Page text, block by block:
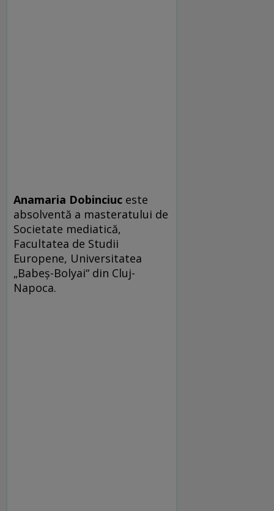
Anamaria Dobinciuc este
absolventă a masteratului de
Societate mediatică,
Facultatea de Studii
Europene, Universitatea
„Babeş-Bolyai“ din Cluj-
Napoca.